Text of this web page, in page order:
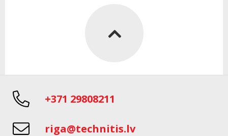
+371 29808211
riga@technitis.lv